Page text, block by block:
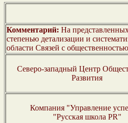
Комментарий: На
степенью детализации и
области Связей с
Северо-западный Центр
Развития
Компания "Управление
"Русская школа PR"